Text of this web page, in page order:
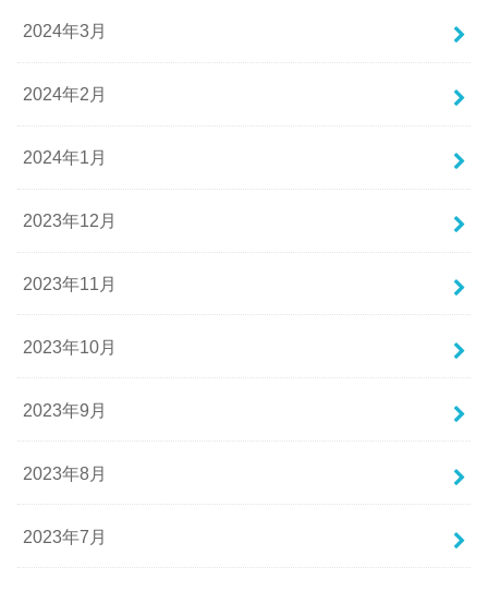
2024年3月
2024年2月
2024年1月
2023年12月
2023年11月
2023年10月
2023年9月
2023年8月
2023年7月